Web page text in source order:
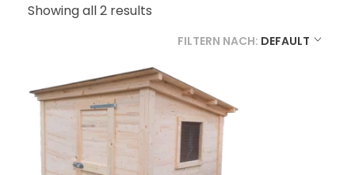
Showing all 2 results
FILTERN NACH: DEFAULT